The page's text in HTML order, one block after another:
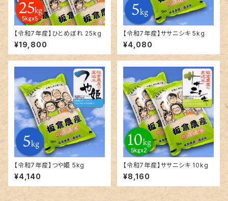
【令和7年産】ひとめぼれ 25kg
¥19,800
【令和7年産】ササニシキ 5kg
¥4,080
【令和7年産】つや姫 5kg
¥4,140
【令和7年産】ササニシキ 10kg
¥8,160